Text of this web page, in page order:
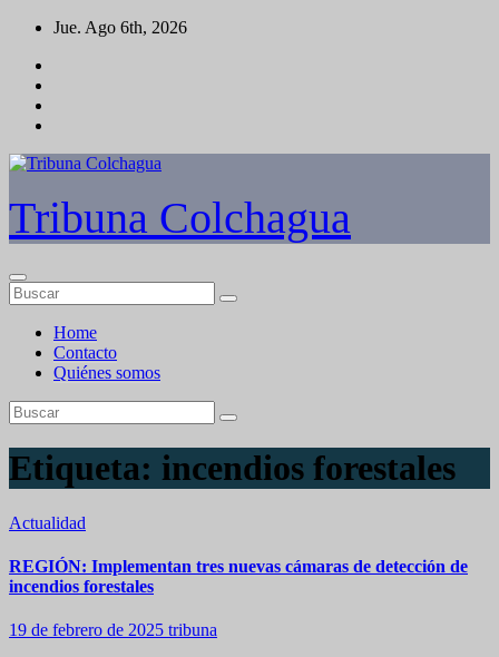
Saltar
contenido
Jue. Ago 6th, 2026
Tribuna Colchagua
Home
Contacto
Quiénes somos
Etiqueta: incendios forestales
Actualidad
REGIÓN: Implementan tres nuevas cámaras de detección de
incendios forestales
19 de febrero de 2025 tribuna